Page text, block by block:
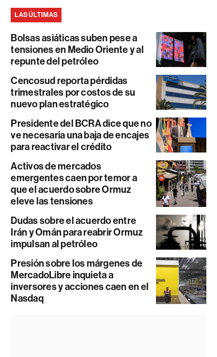
LAS ÚLTIMAS
Bolsas asiáticas suben pese a
tensiones en Medio Oriente y al
repunte del petróleo
Cencosud reporta pérdidas
trimestrales por costos de su
nuevo plan estratégico
Presidente del BCRA dice que no
ve necesaria una baja de encajes
para reactivar el crédito
Activos de mercados
emergentes caen por temor a
que el acuerdo sobre Ormuz
eleve las tensiones
Dudas sobre el acuerdo entre
Irán y Omán para reabrir Ormuz
impulsan al petróleo
Presión sobre los márgenes de
MercadoLibre inquieta a
inversores y acciones caen en el
Nasdaq